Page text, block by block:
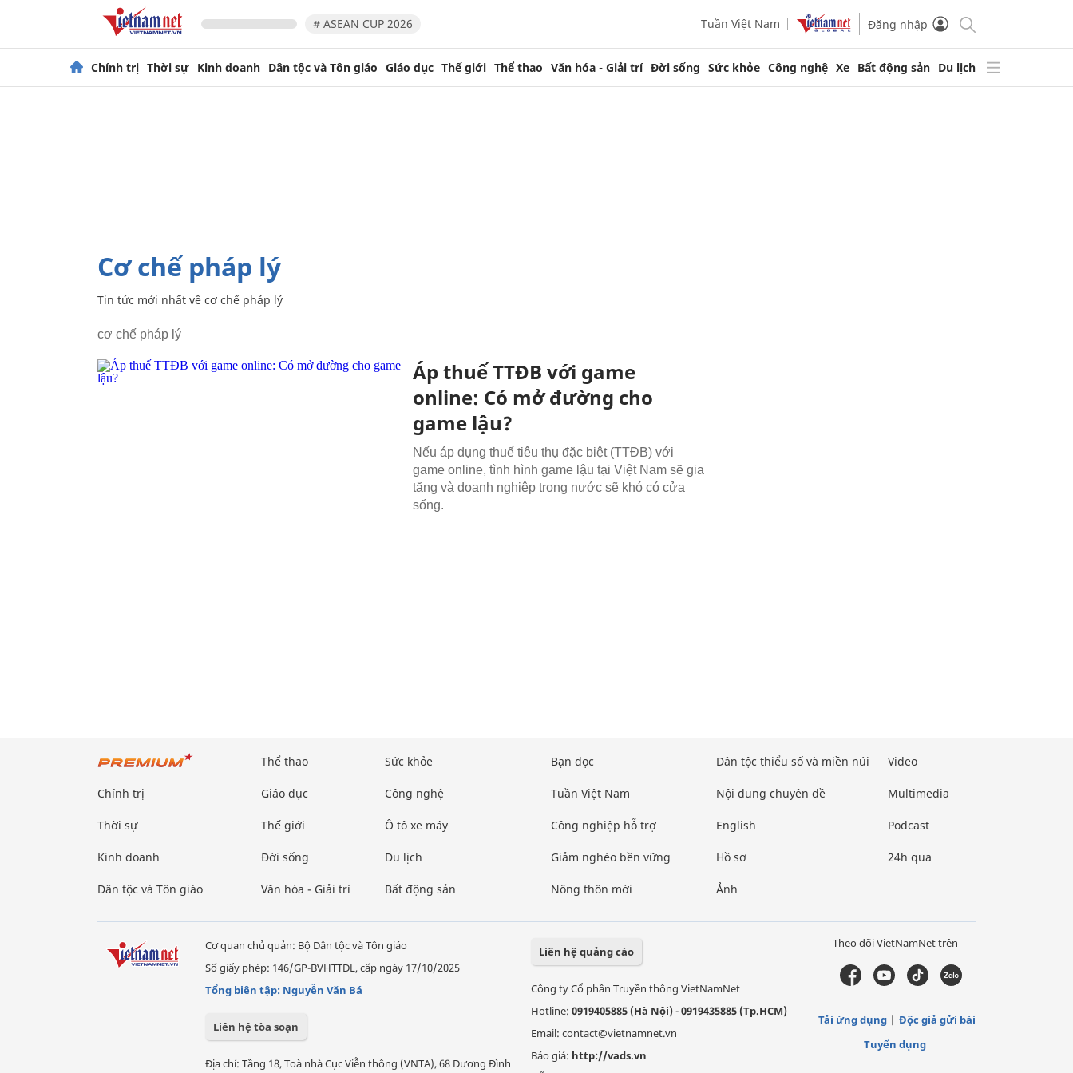
# ASEAN CUP 2026 Tuần Việt Nam Đăng nhập
Chính trị Thời sự Kinh doanh Dân tộc và Tôn giáo Giáo dục Thế giới Thể thao Văn hóa - Giải trí Đời sống Sức khỏe Công nghệ Xe Bất động sản Du lịch
cơ chế pháp lý
Tin tức mới nhất về cơ chế pháp lý
cơ chế pháp lý
Áp thuế TTĐB với game
online: Có mở đường cho
game lậu?
Nếu áp dụng thuế tiêu thụ đặc biệt (TTĐB) với
game online, tình hình game lậu tại Việt Nam sẽ gia
tăng và doanh nghiệp trong nước sẽ khó có cửa
sống.
Chính trị
Thời sự
Kinh doanh
Dân tộc và Tôn giáo
Thể thao
Giáo dục
Thế giới
Đời sống
Văn hóa - Giải trí
Sức khỏe
Công nghệ
Ô tô xe máy
Du lịch
Bất động sản
Bạn đọc
Tuần Việt Nam
Công nghiệp hỗ trợ
Giảm nghèo bền vững
Nông thôn mới
Dân tộc thiểu số và miền núi
Nội dung chuyên đề
English
Hồ sơ
Ảnh
Video
Multimedia
Podcast
24h qua
Cơ quan chủ quản: Bộ Dân tộc và Tôn giáo
Số giấy phép: 146/GP-BVHTTDL, cấp ngày 17/10/2025
Tổng biên tập: Nguyễn Văn Bá
Liên hệ tòa soạn
Địa chỉ: Tầng 18, Toà nhà Cục Viễn thông (VNTA), 68 Dương Đình
Liên hệ quảng cáo
Công ty Cổ phần Truyền thông VietNamNet
Hotline: 0919405885 (Hà Nội)-0919435885 (Tp.HCM)
Email: contact@vietnamnet.vn
Báo giá: http://vads.vn
Theo dõi VietNamNet trên
Tải ứng dụng
Độc giả gửi bài
Tuyển dụng